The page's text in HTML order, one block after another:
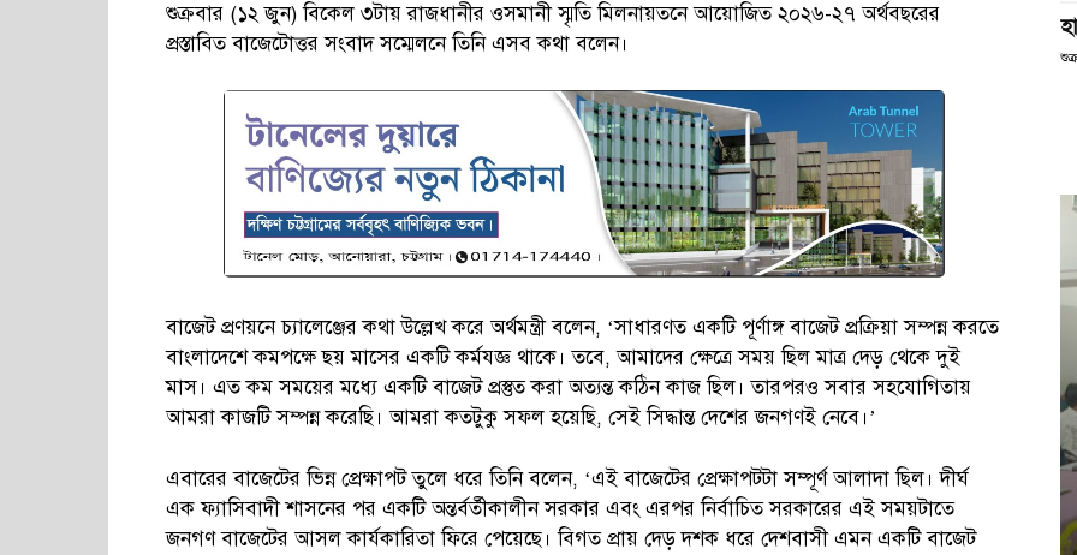
শুক্রবার (১২ জুন) বিকেল ৩টায় রাজধানীর ওসমানী স্মৃতি মিলনায়তনে আয়োজিত ২০২৬-২৭ অর্থবছরের
প্রস্তাবিত বাজেটোত্তর সংবাদ সম্মেলনে তিনি এসব কথা বলেন।
বাজেট প্রণয়নে চ্যালেঞ্জের কথা উল্লেখ করে অর্থমন্ত্রী বলেন, ‘সাধারণত একটি পূর্ণাঙ্গ বাজেট প্রক্রিয়া সম্পন্ন করতে
বাংলাদেশে কমপক্ষে ছয় মাসের একটি কর্মযজ্ঞ থাকে। তবে, আমাদের ক্ষেত্রে সময় ছিল মাত্র দেড় থেকে দুই
মাস। এত কম সময়ের মধ্যে একটি বাজেট প্রস্তুত করা অত্যন্ত কঠিন কাজ ছিল। তারপরও সবার সহযোগিতায়
আমরা কাজটি সম্পন্ন করেছি। আমরা কতটুকু সফল হয়েছি, সেই সিদ্ধান্ত দেশের জনগণই নেবে।’
এবারের বাজেটের ভিন্ন প্রেক্ষাপট তুলে ধরে তিনি বলেন, ‘এই বাজেটের প্রেক্ষাপটটা সম্পূর্ণ আলাদা ছিল। দীর্ঘ
এক ফ্যাসিবাদী শাসনের পর একটি অন্তর্বর্তীকালীন সরকার এবং এরপর নির্বাচিত সরকারের এই সময়টাতে
জনগণ বাজেটের আসল কার্যকারিতা ফিরে পেয়েছে। বিগত প্রায় দেড় দশক ধরে দেশবাসী এমন একটি বাজেট